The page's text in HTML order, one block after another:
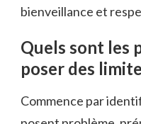
bienveillance et
Quels sont les
poser des
Commence par